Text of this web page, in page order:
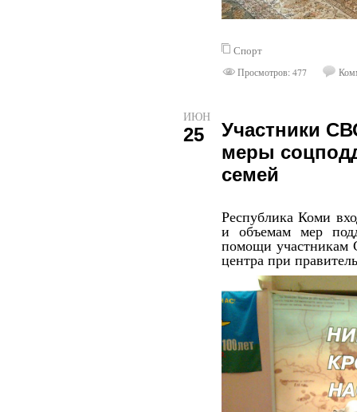
Спорт
Просмотров: 477
ИЮН
25
Участники
меры
семей
Республика Коми
и объемам мер
помощи участникам
центра при